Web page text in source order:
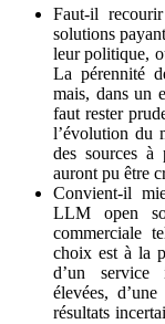
Faut-il
solutions
leur politique,
La pérennité
mais, dans un
faut rester
l’évolution du
des sources à
auront pu être
Convient-il
LLM open
commerciale
choix est à la
d’un service
élevées,
résultats